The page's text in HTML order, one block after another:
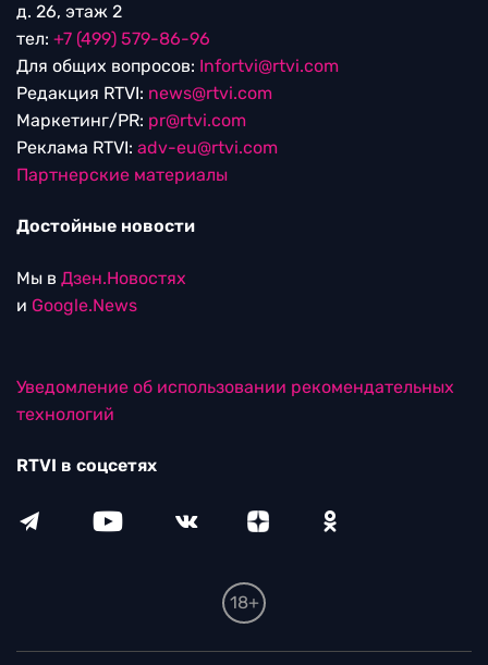
д. 26, этаж 2
тел: +7 (499) 579-86-96
Для общих вопросов: Infortvi@rtvi.com
Редакция RTVI: news@rtvi.com
Маркетинг/PR: pr@rtvi.com
Реклама RTVI: adv-eu@rtvi.com
Партнерские материалы
Достойные новости
Мы в Дзен.Новостях
и Google.News
Уведомление об использовании рекомендательных
технологий
RTVI в соцсетях
18+